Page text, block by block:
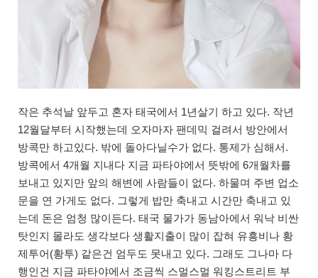
작은 추석날 앞두고 혼자 태국에서 1년살기 하고 있다. 작년
12월달부터 시작했는데 오자마자 팬데믹 걸려서 방안에서
방콕만 하고있다. 밖에 돌아다닐수가 없다. 통제가 심해서.
방콕에서 4개월 지내다 지금 파타야에서 뜻밖에 6개월차를
보내고 있지만 앞의 해변에 사람들이 없다. 하물며 주변 업소
문을 연 가게도 없다. 그렇게 밥만 축내고 시간만 축내고 있
는데 돈은 엄청 많이든다. 태국 물가가 동남아에서 워낙 비싼
탓인지 몰라도 생각보다 생활지출이 많이 잡혀 유흥비나 황
제투어(황투) 같은건 엄두도 못내고 있다. 그래도 그나마 다
행인건 지금 파타야에서 조금씩 스멀스멀 워킹스트리트 부